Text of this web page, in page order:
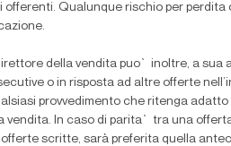
offerenti. Qualunque rischio per
della vendita puo` inoltre, a sua
o in risposta ad altre offerte
provvedimento che ritenga
vendita. In caso di parita` tra una
scritte, sarà preferita quella